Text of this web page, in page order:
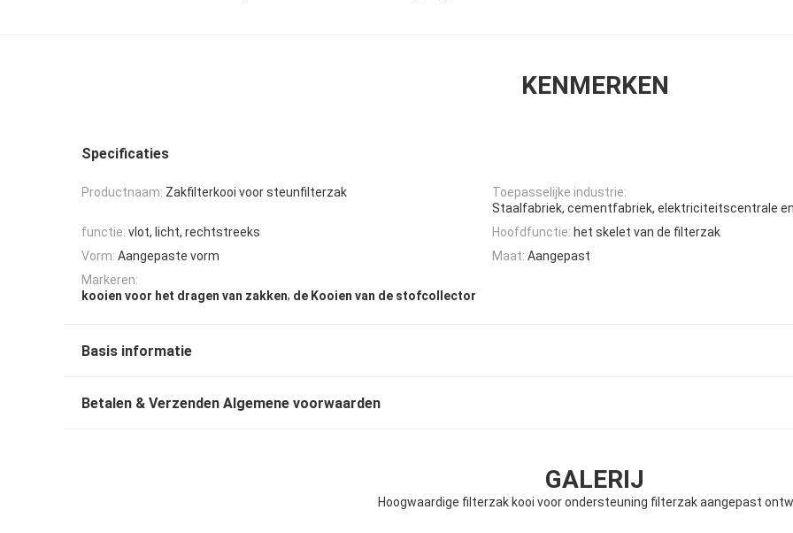
KENMERKEN
Specificaties
Productnaam: Zakfilterkooi voor steunfilterzak
Toepasselijke industrie:
Staalfabriek, cementfabriek, elektriciteitscentrale
functie: vlot, licht, rechtstreeks Hoofdfunctie: het skelet van de filterzak
Vorm: Aangepaste vorm Maat: Aangepast
Markeren:
kooien voor het dragen van zakken, de Kooien van de stofcollector
Basis informatie
Betalen & Verzenden Algemene voorwaarden
GALERIJ
Hoogwaardige filterzak kooi voor ondersteuning filterzak aangepast